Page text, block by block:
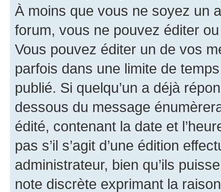
À moins que vous ne soyez un
forum, vous ne pouvez éditer
Vous pouvez éditer un de vos
parfois dans une limite de
publié. Si quelqu’un a déjà
dessous du message
édité, contenant la date et
pas s’il s’agit d’une édition
administrateur, bien qu’ils
note discrète exprimant la